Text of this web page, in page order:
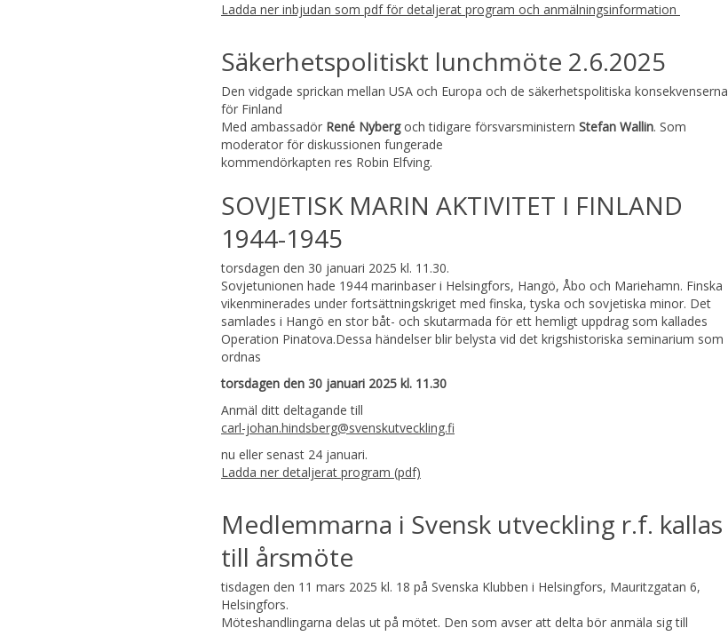
Ladda ner inbjudan som pdf för detaljerat program och anmälningsinformation
Säkerhetspolitiskt lunchmöte 2.6.2025
Den vidgade sprickan mellan USA och Europa och de säkerhetspolitiska konsekvenserna
för Finland
Med ambassadör René Nybergoch tidigare försvarsministern Stefan Wallin. Som
moderator för diskussionen fungerade
kommendörkapten res Robin Elfving.
SOVJETISK MARIN AKTIVITET I FINLAND
1944-1945
torsdagen den 30 januari 2025 kl. 11.30.
Sovjetunionen hade 1944 marinbaser i Helsingfors, Hangö, Åbo och Mariehamn. Finska
vikenminerades under fortsättningskriget med finska, tyska och sovjetiska minor. Det
samlades i Hangö en stor båt- och skutarmada för ett hemligt uppdrag som kallades
Operation Pinatova.Dessa händelser blir belysta vid det krigshistoriska seminarium som
ordnas
torsdagen den 30 januari 2025 kl. 11.30
Anmäl ditt deltagande till
carl-johan.hindsberg@svenskutveckling.fi
nu eller senast 24 januari.
Ladda ner detaljerat program (pdf)
Medlemmarna i Svensk utveckling r.f. kallas
till årsmöte
tisdagen den 11 mars 2025 kl. 18 på Svenska Klubben i Helsingfors, Mauritzgatan 6,
Helsingfors.
Möteshandlingarna delas ut på mötet. Den som avser att delta bör anmäla sig till